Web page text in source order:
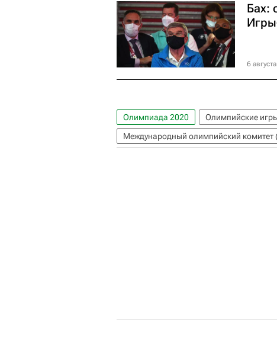
Бах:
6
Олимпиада 2020 Олимпийские
Международный олимпийский